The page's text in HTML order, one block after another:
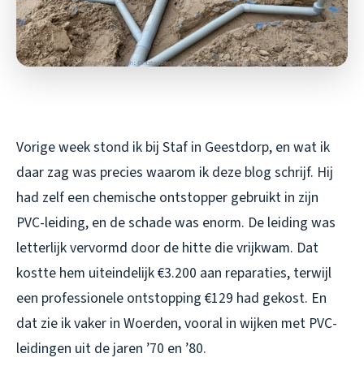
Vorige week stond ik bij Staf in Geestdorp, en wat ik
daar zag was precies waarom ik deze blog schrijf. Hij
had zelf een chemische ontstopper gebruikt in zijn
PVC-leiding, en de schade was enorm. De leiding was
letterlijk vervormd door de hitte die vrijkwam. Dat
kostte hem uiteindelijk €3.200 aan reparaties, terwijl
een professionele ontstopping €129 had gekost. En
dat zie ik vaker in Woerden, vooral in wijken met PVC-
leidingen uit de jaren ’70 en ’80.